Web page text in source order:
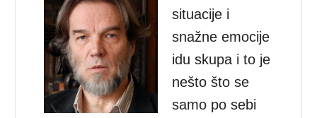
situacije i
snažne emocije
idu skupa i to je
nešto što se
samo po sebi